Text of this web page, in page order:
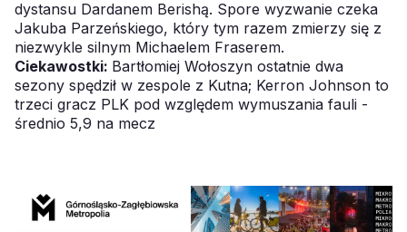
dystansu Dardanem Berishą. Spore wyzwanie czeka
Jakuba Parzeńskiego, który tym razem zmierzy się z
niezwykle silnym Michaelem Fraserem.
Ciekawostki: Bartłomiej Wołoszyn ostatnie dwa
sezony spędził w zespole z Kutna; Kerron Johnson to
trzeci gracz PLK pod względem wymuszania fauli -
średnio 5,9 na mecz